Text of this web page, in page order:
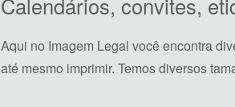
Aqui no Imagem Legal você encontra
até mesmo imprimir. Temos diversos